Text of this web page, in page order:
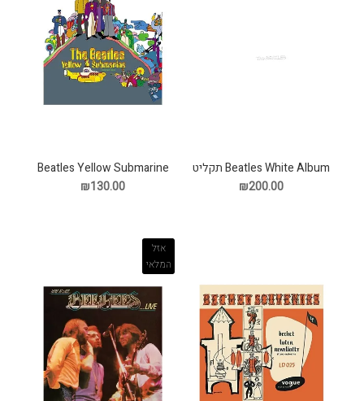
Beatles White Album תקליט
₪200.00
Beatles Yellow Submarine
תקליט
₪130.00
אזל
המלאי